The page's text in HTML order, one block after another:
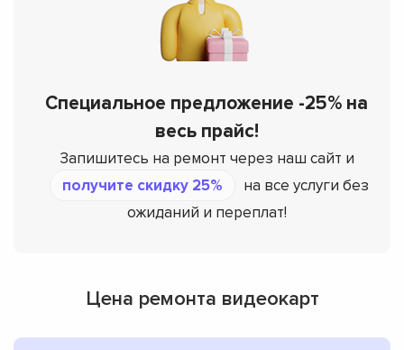
Специальное предложение -25% на
весь прайс!
Запишитесь на ремонт через наш сайт и
получите скидку 25%
на все услуги без
ожиданий и переплат!
Цена ремонта видеокарт